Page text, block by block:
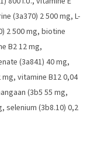
(3a370) 2 500 mg, L-
2 500 mg, biotine
B2 12 mg,
(3a841) 40 mg,
vitamine B12 0,04
(3b5 55 mg,
selenium (3b8.10) 0,2